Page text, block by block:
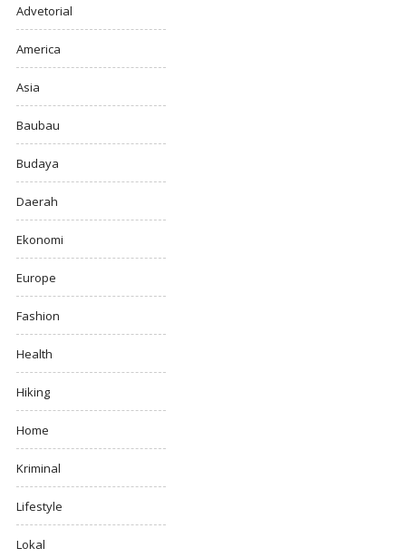
Advetorial
America
Asia
Baubau
Budaya
Daerah
Ekonomi
Europe
Fashion
Health
Hiking
Home
Kriminal
Lifestyle
Lokal